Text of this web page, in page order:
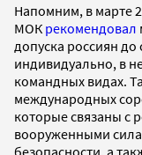
Напомним, в марте
МОК рекомендовал
допуска россиян до
индивидуально, в
командных видах.
международных
которые связаны с
вооруженными
безопасности, а